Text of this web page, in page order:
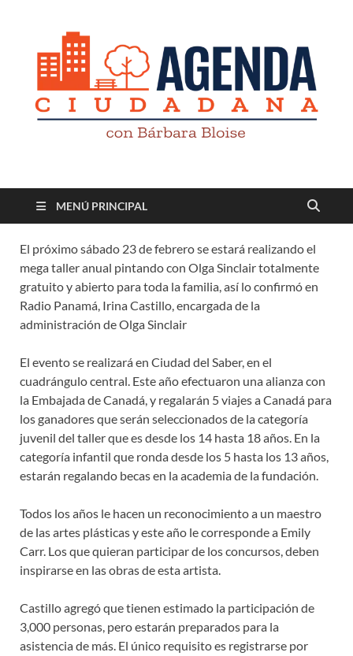
Revista digital
MENÚ PRINCIPAL
El próximo sábado 23 de febrero se estará realizando el
mega taller anual pintando con Olga Sinclair totalmente
gratuito y abierto para toda la familia, así lo confirmó en
Radio Panamá, Irina Castillo, encargada de la
administración de Olga Sinclair
El evento se realizará en Ciudad del Saber, en el
cuadrángulo central. Este año efectuaron una alianza con
la Embajada de Canadá, y regalarán 5 viajes a Canadá para
los ganadores que serán seleccionados de la categoría
juvenil del taller que es desde los 14 hasta 18 años. En la
categoría infantil que ronda desde los 5 hasta los 13 años,
estarán regalando becas en la academia de la fundación.
Todos los años le hacen un reconocimiento a un maestro
de las artes plásticas y este año le corresponde a Emily
Carr. Los que quieran participar de los concursos, deben
inspirarse en las obras de esta artista.
Castillo agregó que tienen estimado la participación de
3,000 personas, pero estarán preparados para la
asistencia de más. El único requisito es registrarse por